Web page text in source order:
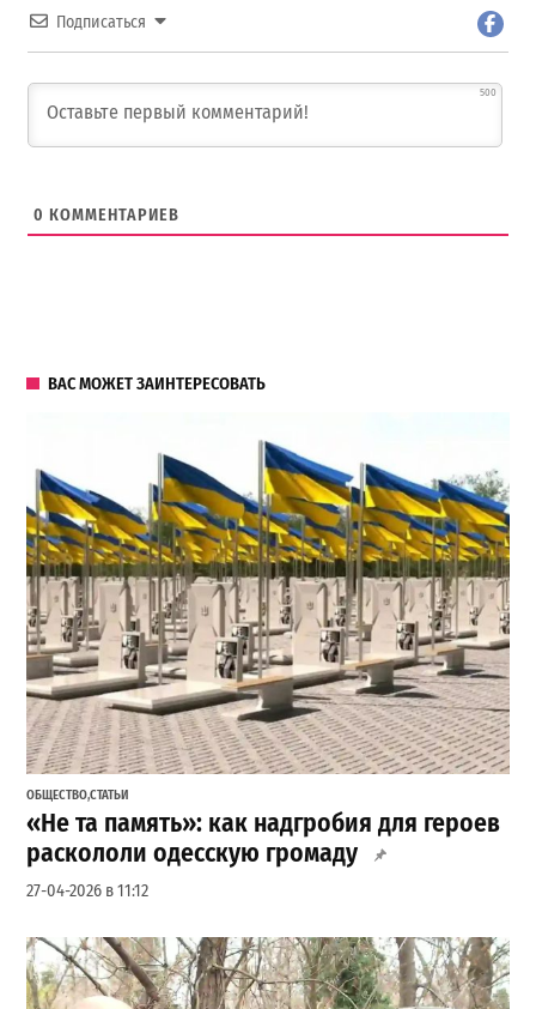
Подписаться
500
0 КОММЕНТАРИЕВ
ВАС МОЖЕТ ЗАИНТЕРЕСОВАТЬ
ОБЩЕСТВО,СТАТЬИ
«Не та память»: как надгробия для героев
раскололи одесскую громаду
27-04-2026 в 11:12